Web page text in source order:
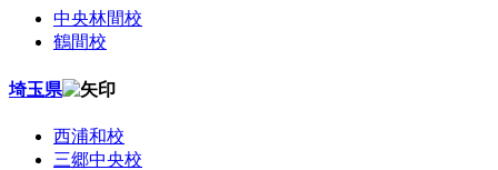
中央林間校
鶴間校
埼玉県
西浦和校
三郷中央校